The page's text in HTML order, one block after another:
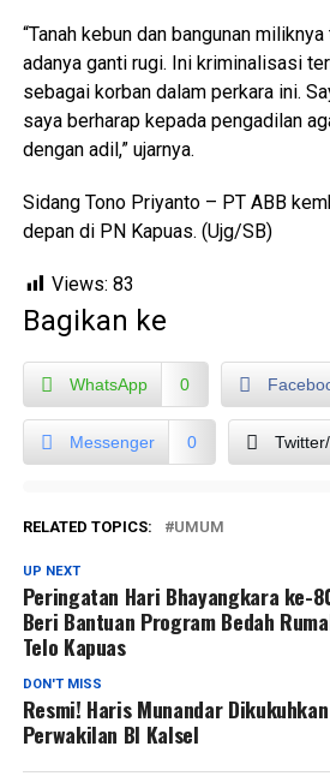
“Tanah kebun dan bangunan
adanya ganti rugi. Ini kriminalisasi
sebagai korban dalam perkara ini.
saya berharap kepada pengadilan
dengan adil,” ujarnya.
Sidang Tono Priyanto – PT ABB
depan di PN Kapuas. (Ujg/SB)
Views: 83
Bagikan ke
WhatsApp 0
Messenger 0
RELATED TOPICS: UMUM
UP NEXT
Peringatan Hari Bhayangkara ke-
Beri Bantuan Program Bedah
Telo Kapuas
DON'T MISS
Resmi! Haris Munandar
Perwakilan BI Kalsel